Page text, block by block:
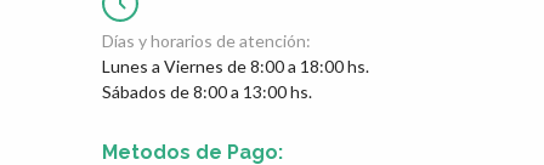
Días y horarios de atención:
Lunes a Viernes de 8:00 a 18:00 hs.
Sábados de 8:00 a 13:00 hs.
Metodos de Pago: